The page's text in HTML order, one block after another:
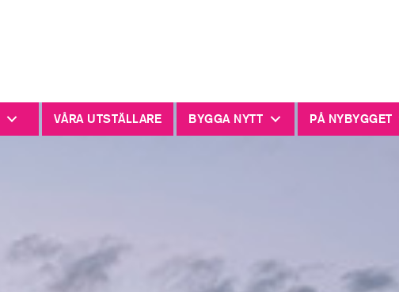
VÅRA UTSTÄLLARE BYGGA NYTT PÅ NYBYGGET